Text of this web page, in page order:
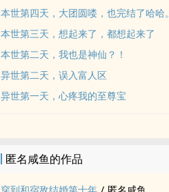
本世第四天，大团圆喽，也完结了哈哈。
本世第三天，想起来了，都想起来了
本世第二天，我也是神仙？！
异世第二天，误入富人区
异世第一天，心疼我的至尊宝
匿名咸鱼的作品